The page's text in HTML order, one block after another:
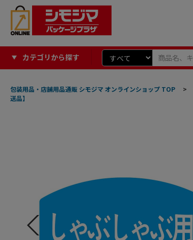
カテゴリから探す
包装用品・店舗用品通販 シモジマ オンラインショップ TOP >
送品】